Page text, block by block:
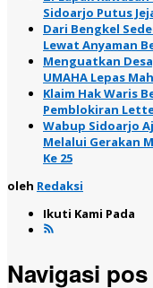
Sidoarjo Putus
Dari Bengkel
Lewat Anyaman
Menguatkan
UMAHA Lepas
Klaim Hak Waris
Pemblokiran
Wabup Sidoarjo
Melalui Gerakan
Ke 25
oleh Redaksi
Ikuti Kami Pada
Navigasi pos